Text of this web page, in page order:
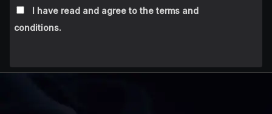
I have read and agree to the terms and
conditions.